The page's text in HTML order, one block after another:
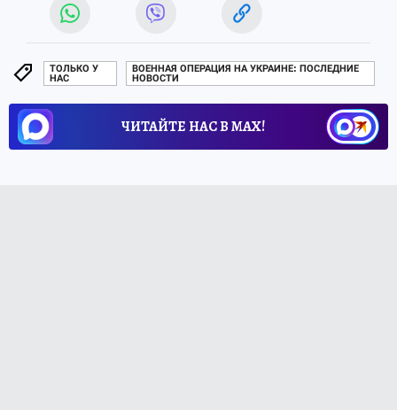
ТОЛЬКО У
НАС
ВОЕННАЯ ОПЕРАЦИЯ НА УКРАИНЕ: ПОСЛЕДНИЕ
НОВОСТИ
ЧИТАЙТЕ НАС В МАХ!